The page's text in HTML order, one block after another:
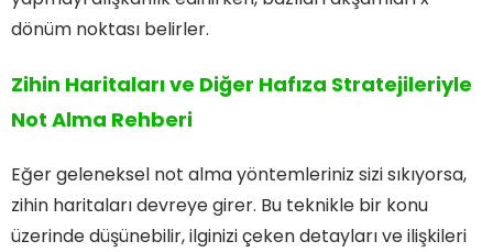
dönüm noktası belirler.
Zihin Haritaları ve Diğer Hafıza Stratejileriyle
Not Alma Rehberi
Eğer geleneksel not alma yöntemleriniz sizi sıkıyorsa,
zihin haritaları devreye girer. Bu teknikle bir konu
üzerinde düşünebilir, ilginizi çeken detayları ve ilişkileri